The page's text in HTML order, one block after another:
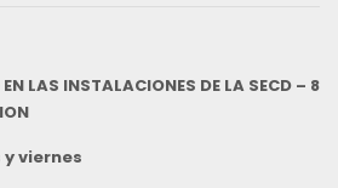
LAS INSTALACIONES DE LA SECD – 8
viernes